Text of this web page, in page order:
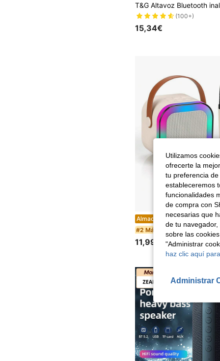
(100+)
15,34€
Almacén UE Altavoz inalámbrico portátil de karaoke con micrófono inalámbrico, sistema de sonido estéreo HIFI KTV, altavoz inalámbrico con luces LED RGB de colores, cambiador de
#2 Más vendidos en
11,99€
Utilizamos
ofrecerte la
tu preferencia
estableceremos
funcionalidades
de compra con
necesarias que
de tu
sobre las
"Administrar
haz clic aquí
Administrar